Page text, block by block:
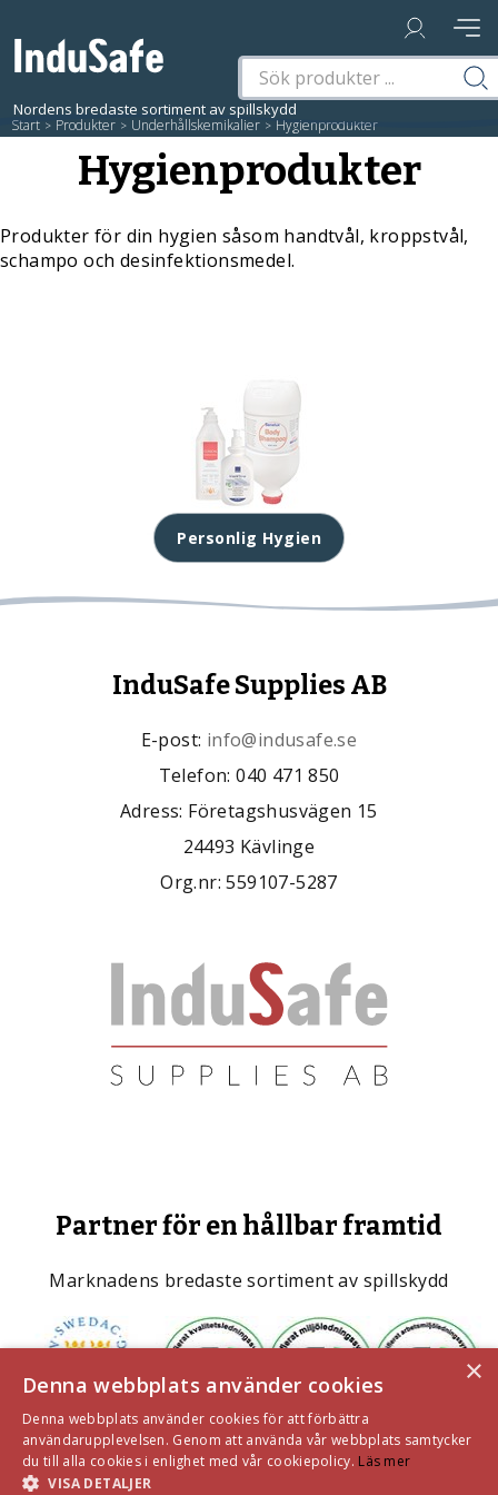
Start / Produkter / Underhållskemikalier / Hygienprodukter
Hygienprodukter
Produkter för din hygien såsom handtvål, kroppstvål,
schampo och desinfektionsmedel.
Personlig Hygien
InduSafe Supplies AB
E-post: info@indusafe.se
Telefon: 040 471 850
Adress: Företagshusvägen 15
24493 Kävlinge
Org.nr: 559107-5287
Partner för en hållbar framtid
Marknadens bredaste sortiment av spillskydd
×
Denna webbplats använder cookies
Denna webbplats använder cookies för att förbättra
användarupplevelsen. Genom att använda vår webbplats samtycker
du till alla cookies i enlighet med vår cookiepolicy. Läs mer
VISA DETALJER